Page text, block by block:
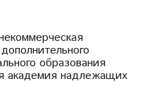
образования
академия надлежащих